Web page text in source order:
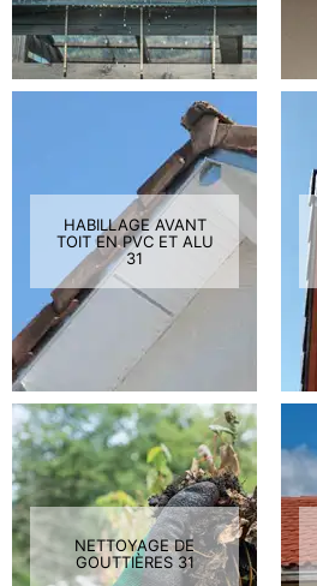
HABILLAGE AVANT
TOIT EN PVC ET ALU
31
NETTOYAGE DE
GOUTTIÈRES 31